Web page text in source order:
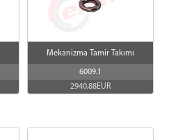
Mekanizma Tamir Takımı
6009.1
2940,88EUR